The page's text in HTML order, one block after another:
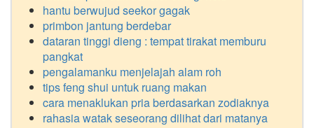
hantu berwujud seekor gagak
primbon jantung berdebar
dataran tinggi dieng : tempat tirakat memburu
pangkat
pengalamanku menjelajah alam roh
tips feng shui untuk ruang makan
cara menaklukan pria berdasarkan zodiaknya
rahasia watak seseorang dilihat dari matanya